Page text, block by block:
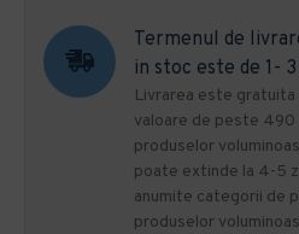
Termenul de
in stoc este de 1-
Livrarea este gratuita
valoare de peste 490
produselor
poate extinde la 4-5
anumite categorii de
produselor